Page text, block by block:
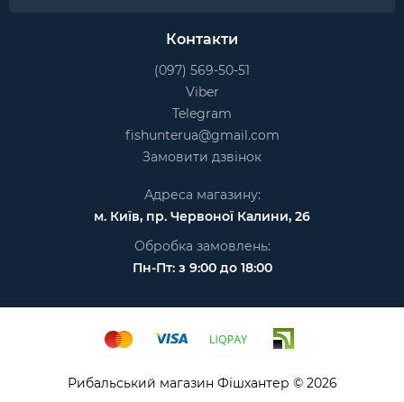
Контакти
(097) 569-50-51
Viber
Telegram
fishunterua@gmail.com
Замовити дзвінок
Адреса магазину:
м. Київ, пр. Червоної Калини, 26
Обробка замовлень:
Пн-Пт: з 9:00 до 18:00
Рибальський магазин Фішхантер © 2026